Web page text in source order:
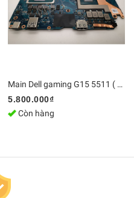
Main Dell gaming G15 5511 ( SRKT1 / i5-11400H - SRKMA / HM570 ) GDL58 LA-K455P | Bo mạch chủ Zin [Chính Hãng]
5.800.000₫
Còn hàng